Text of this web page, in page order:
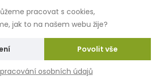
pracovat s cookies,
jak to na našem webu žije?
osobních údajů
OBCHODNÍ PODMÍNKY PRO E-SHOP
Created byUVM